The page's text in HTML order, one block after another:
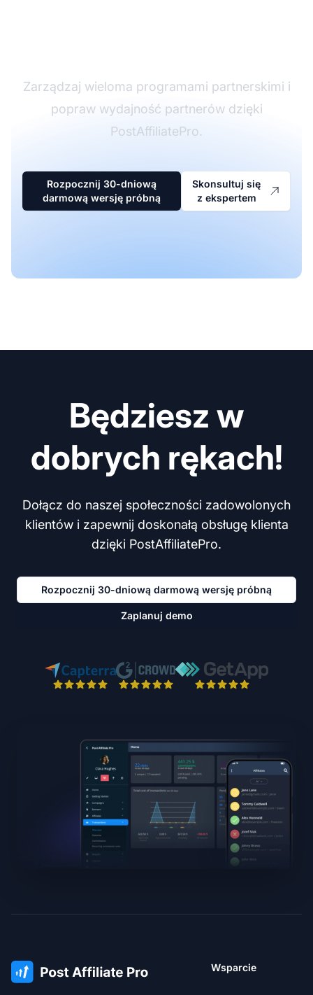
Zarządzaj wieloma programami partnerskimi i
popraw wydajność partnerów dzięki
PostAffiliatePro.
Rozpocznij 30-dniową
darmową wersję próbną
Skonsultuj się
z ekspertem
Będziesz w
dobrych rękach!
Dołącz do naszej społeczności zadowolonych
klientów i zapewnij doskonałą obsługę klienta
dzięki PostAffiliatePro.
Rozpocznij 30-dniową darmową wersję próbną
Zaplanuj demo
Wsparcie